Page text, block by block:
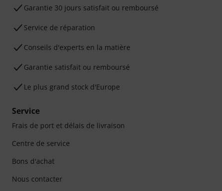
Garantie 30 jours satisfait ou remboursé
Service de réparation
Conseils d'experts en la matière
Garantie satisfait ou remboursé
Le plus grand stock d'Europe
Service
Frais de port et délais de livraison
Centre de service
Bons d'achat
Nous contacter